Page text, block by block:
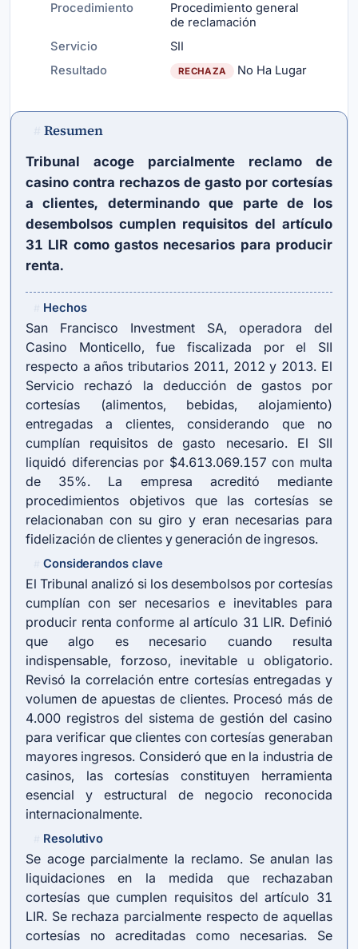
Procedimiento
Procedimiento general
de reclamación
Servicio
SII
Resultado
RECHAZA No Ha Lugar
Resumen
Tribunal acoge parcialmente reclamo de
casino contra rechazos de gasto por cortesías
a clientes, determinando que parte de los
desembolsos cumplen requisitos del artículo
31 LIR como gastos necesarios para producir
renta.
Hechos
San Francisco Investment SA, operadora del
Casino Monticello, fue fiscalizada por el SII
respecto a años tributarios 2011, 2012 y 2013. El
Servicio rechazó la deducción de gastos por
cortesías (alimentos, bebidas, alojamiento)
entregadas a clientes, considerando que no
cumplían requisitos de gasto necesario. El SII
liquidó diferencias por $4.613.069.157 con multa
de 35%. La empresa acreditó mediante
procedimientos objetivos que las cortesías se
relacionaban con su giro y eran necesarias para
fidelización de clientes y generación de ingresos.
Considerandos clave
El Tribunal analizó si los desembolsos por cortesías
cumplían con ser necesarios e inevitables para
producir renta conforme alartículo 31 LIR. Definió
que algo es necesario cuando resulta
indispensable, forzoso, inevitable u obligatorio.
Revisó la correlación entre cortesías entregadas y
volumen de apuestas de clientes. Procesó más de
4.000 registros del sistema de gestión del casino
para verificar que clientes con cortesías generaban
mayores ingresos. Consideró que en la industria de
casinos, las cortesías constituyen herramienta
esencial y estructural de negocio reconocida
internacionalmente.
Resolutivo
Se acoge parcialmente la reclamo. Se anulan las
liquidaciones en la medida que rechazaban
cortesías que cumplen requisitos delartículo 31
LIR. Se rechaza parcialmente respecto de aquellas
cortesías no acreditadas como necesarias. Se